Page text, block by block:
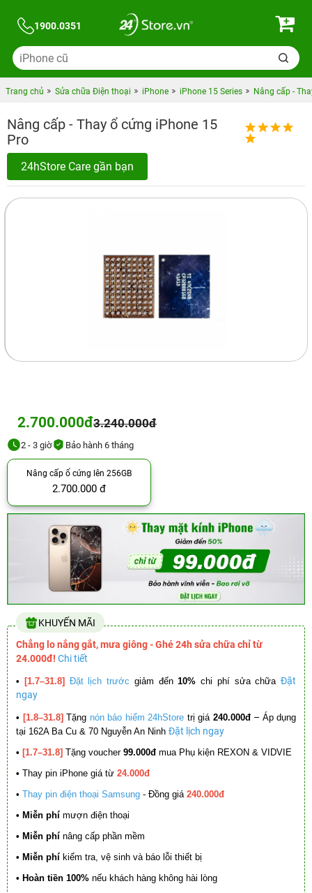
1900.0351
Trang chủ Sửa chữa Điện thoại iPhone iPhone 15 Series Nâng cấp -
Nâng cấp - Thay ổ cứng iPhone 15
Pro
24hStore Care gần bạn
2.700.000đ3.240.000đ
2 - 3 giờ Bảo hành 6 tháng
Nâng cấp ổ cứng lên 256GB
2.700.000 đ
KHUYẾN MÃI
Chẳng lo nắng gắt, mưa giông - Ghé 24h sửa chữa chỉ từ
24.000đ! Chi tiết
• [1.7–31.8] Đặt lịch trước giảm đến10% chi phí sửa chữa Đặt
ngay
• [1.8–31.8] Tặng nón bảo hiểm 24hStore trị giá 240.000đ – Áp dụng
tại 162A Ba Cu & 70 Nguyễn An Ninh Đặt lịch ngay
• [1.7–31.8] Tặng voucher 99.000đ mua Phụ kiện REXON & VIDVIE
• Thay pin iPhone giá từ 24.000đ
• Thay pin điện thoại Samsung - Đồng giá 240.000đ
• Miễn phí mượn điện thoại
• Miễn phí nâng cấp phần mềm
• Miễn phí kiểm tra, vệ sinh và báo lỗi thiết bị
• Hoàn tiền 100% nếu khách hàng không hài lòng